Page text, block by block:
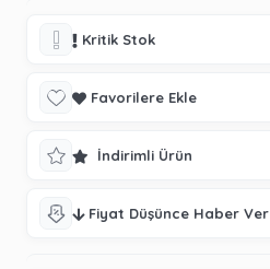
Kritik Stok
Favorilere Ekle
İndirimli Ürün
Fiyat Düşünce Haber Ver